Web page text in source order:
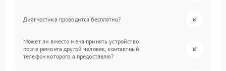
Диагностика проводится бесплатно?
Может ли вместо меня принять устройство
после ремонта другой человек, контактный
телефон которого я предоставлю?